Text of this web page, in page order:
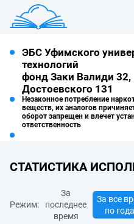
ЭБС Уфимского
технологий
фонд Заки Валиди
Достоевского 131
Незаконное потребление
веществ, их аналогов
оборот запрещен и влечет
ответственность
СТАТИСТИКА
Режим:
За
последнее
время
За все
по